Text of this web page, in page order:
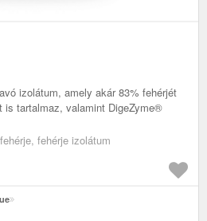
izolátum, amely akár 83% fehérjét
is tartalmaz, valamint DigeZyme®
fehérje izolátum